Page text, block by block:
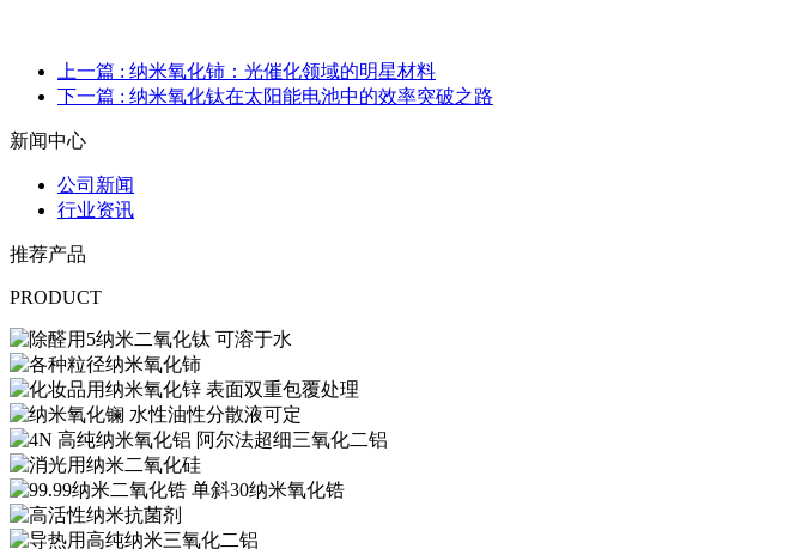
上一篇 : 纳米氧化铈：光催化领域的明星材料
下一篇 : 纳米氧化钛在太阳能电池中的效率突破之路
新闻中心
公司新闻
行业资讯
推荐产品
PRODUCT